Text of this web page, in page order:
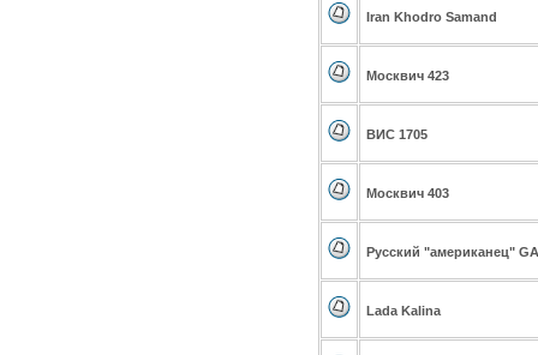
Iran Khodro Samand
Москвич 423
ВИС 1705
Москвич 403
Русский "американец"
Lada Kalina